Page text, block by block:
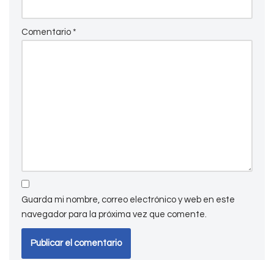
Comentario *
Guarda mi nombre, correo electrónico y web en este
navegador para la próxima vez que comente.